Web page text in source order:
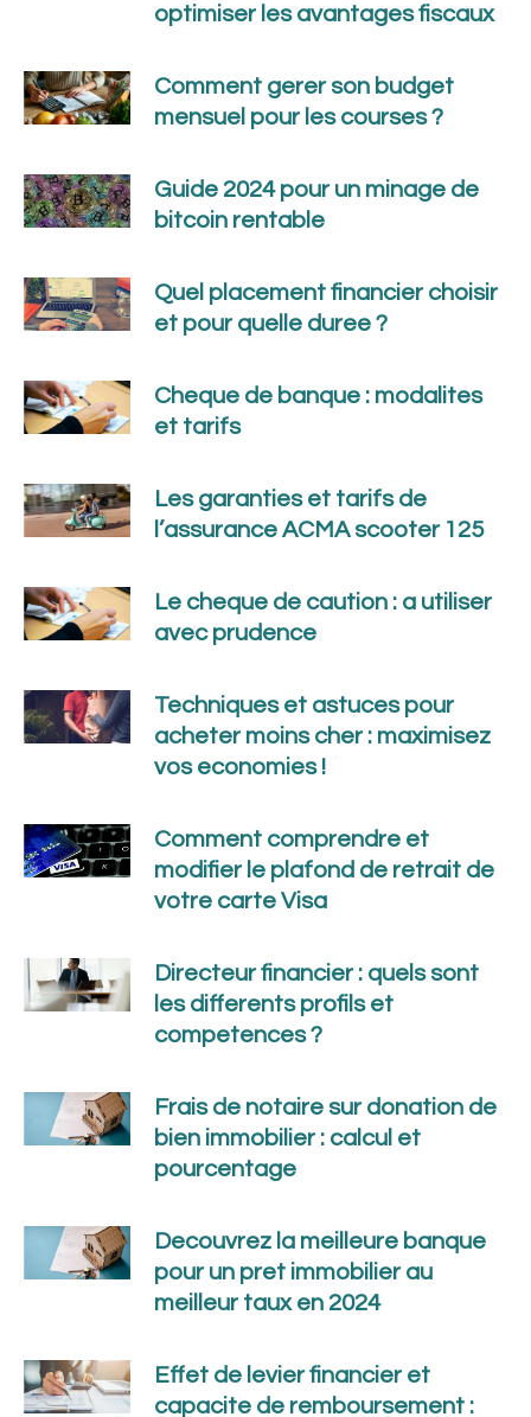
optimiser les avantages fiscaux
Comment gerer son budget
mensuel pour les courses ?
Guide 2024 pour un minage de
bitcoin rentable
Quel placement financier choisir
et pour quelle duree ?
Cheque de banque : modalites
et tarifs
Les garanties et tarifs de
l’assurance ACMA scooter 125
Le cheque de caution : a utiliser
avec prudence
Techniques et astuces pour
acheter moins cher : maximisez
vos economies !
Comment comprendre et
modifier le plafond de retrait de
votre carte Visa
Directeur financier : quels sont
les differents profils et
competences ?
Frais de notaire sur donation de
bien immobilier : calcul et
pourcentage
Decouvrez la meilleure banque
pour un pret immobilier au
meilleur taux en 2024
Effet de levier financier et
capacite de remboursement :